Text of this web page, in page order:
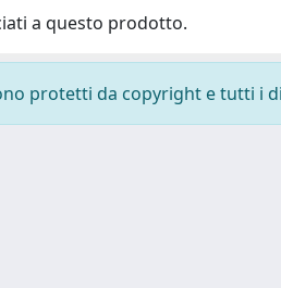
a questo prodotto.
protetti da copyright e tutti i